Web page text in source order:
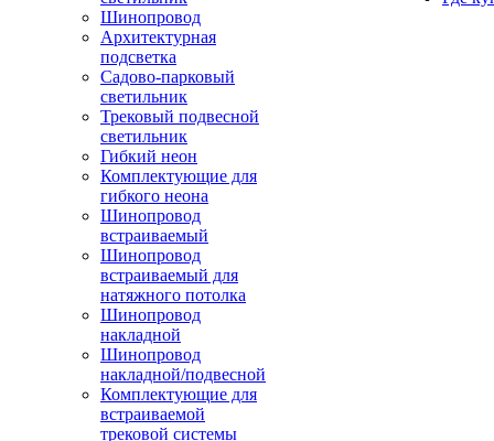
Шинопровод
Архитектурная
подсветка
Садово-парковый
светильник
Трековый подвесной
светильник
Гибкий неон
Комплектующие для
гибкого неона
Шинопровод
встраиваемый
Шинопровод
встраиваемый для
натяжного потолка
Шинопровод
накладной
Шинопровод
накладной/подвесной
Комплектующие для
встраиваемой
трековой системы